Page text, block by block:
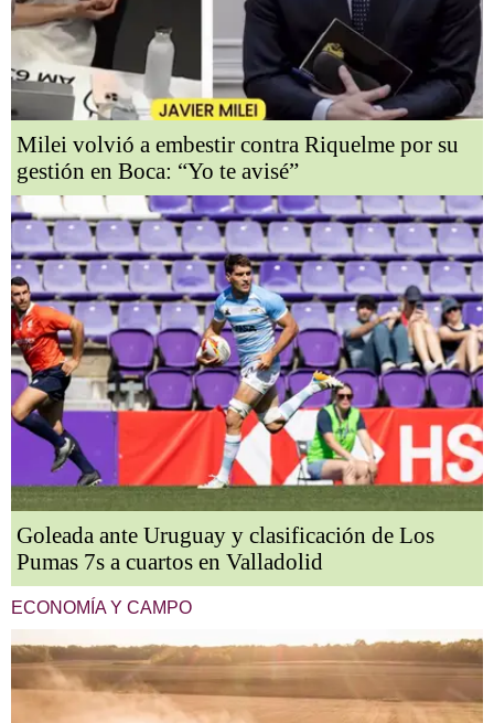
Milei volvió a embestir contra Riquelme por su
gestión en Boca: “Yo te avisé”
Goleada ante Uruguay y clasificación de Los
Pumas 7s a cuartos en Valladolid
ECONOMÍA Y CAMPO